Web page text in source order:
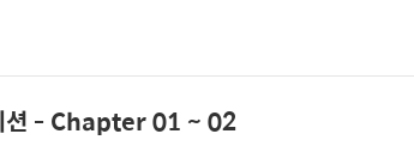
션 - Chapter 01 ~ 02